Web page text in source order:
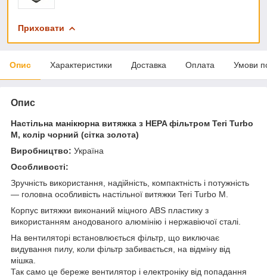
Приховати
Опис Характеристики Доставка Оплата Умови
Опис
Настільна манікюрна витяжка з HEPA фільтром Teri Turbo
M, колір чорний (сітка золота)
Виробництво: Україна
Особливості:
Зручність використання, надійність, компактність і потужність
— головна особливість настільної витяжки Teri Turbo M.
Корпус витяжки виконаний міцного ABS пластику з
використанням анодованого алюмінію і нержавіючої сталі.
На вентиляторі встановлюється фільтр, що виключає
видування пилу, коли фільтр забивається, на відміну від
мішка.
Так само це береже вентилятор і електроніку від попадання